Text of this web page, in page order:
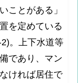
ことがある」
を定めている
。上下水道等
であり、マン
ければ居住で